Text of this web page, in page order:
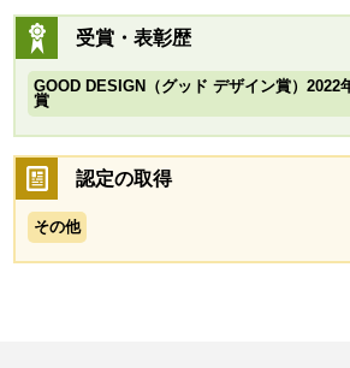
受賞・表彰歴
GOOD DESIGN（グッド デザイン賞）2022
賞
認定の取得
その他